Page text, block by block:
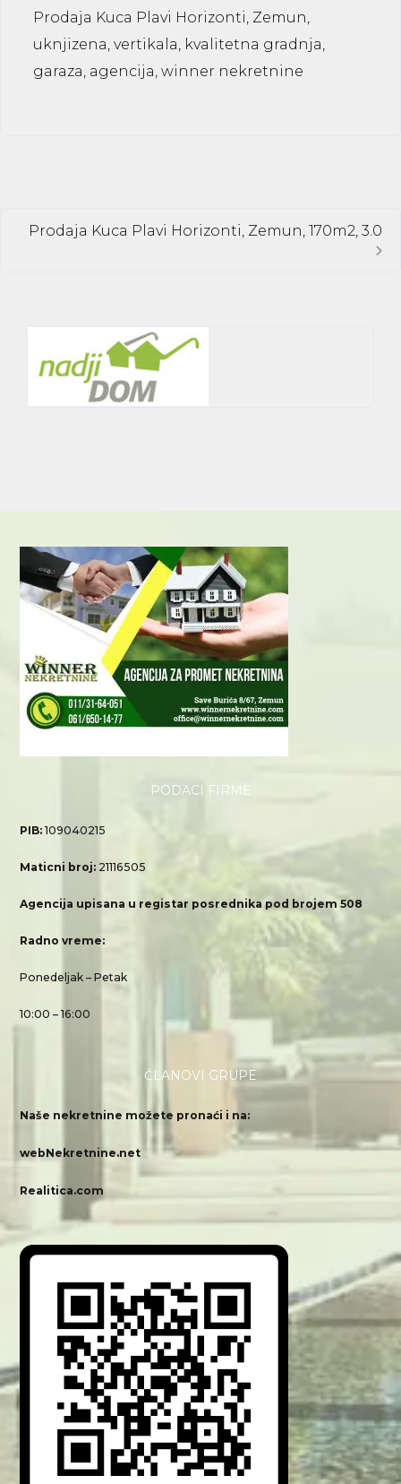
Prodaja Kuca Plavi Horizonti, Zemun,
uknjizena, vertikala, kvalitetna gradnja,
garaza, agencija, winner nekretnine
Prodaja Kuca Plavi Horizonti, Zemun, 170m2, 3.0
PODACI FIRME
PIB:109040215
Maticni broj: 21116505
Agencija upisana u registar posrednika pod brojem 508
Radno vreme:
Ponedeljak – Petak
10:00 – 16:00
ČLANOVI GRUPE
Naše nekretnine možete pronaći i na:
webNekretnine.net
Realitica.com